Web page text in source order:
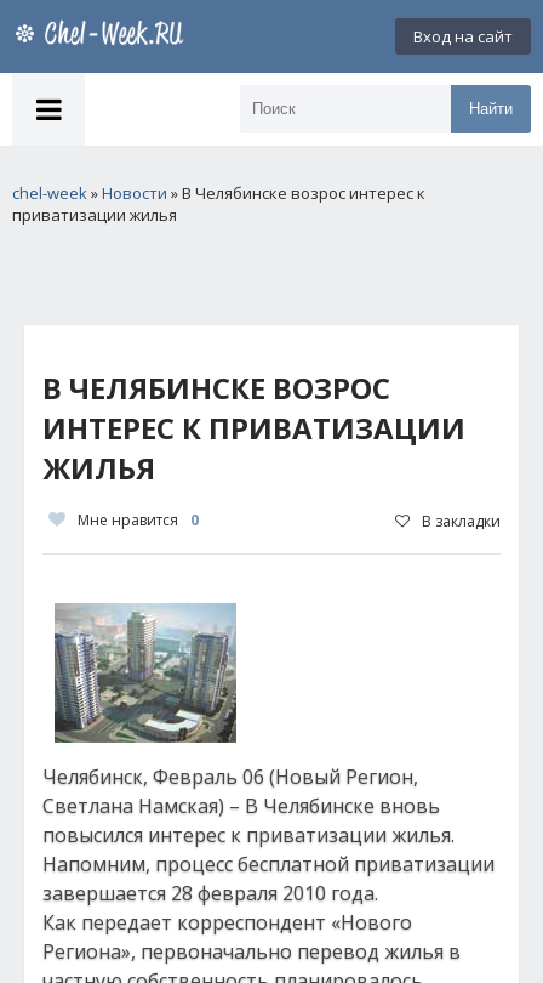
Вход на сайт
Найти
chel-week»Новости » В Челябинске возрос интерес к
приватизации жилья
В ЧЕЛЯБИНСКЕ ВОЗРОС
ИНТЕРЕС К ПРИВАТИЗАЦИИ
ЖИЛЬЯ
Мне нравится 0 В закладки
Челябинск, Февраль 06 (Новый Регион,
Светлана Намская) – В Челябинске вновь
повысился интерес к приватизации жилья.
Напомним, процесс бесплатной приватизации
завершается 28 февраля 2010 года.
Как передает корреспондент «Нового
Региона», первоначально перевод жилья в